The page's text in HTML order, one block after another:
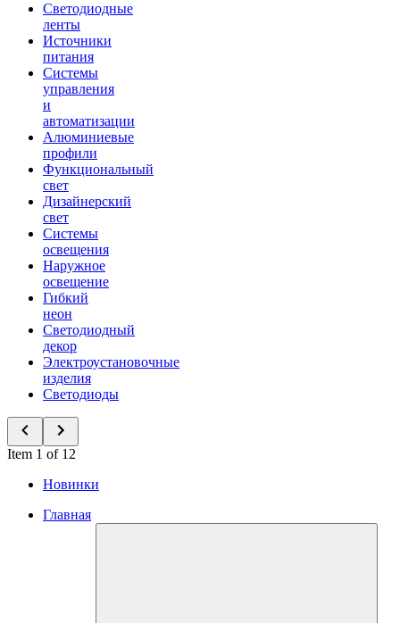
Светодиодные
ленты
Источники
питания
Системы
управления
и
автоматизации
Алюминиевые
профили
Функциональный
свет
Дизайнерский
свет
Системы
освещения
Наружное
освещение
Гибкий
неон
Светодиодный
декор
Электроустановочные
изделия
Светодиоды
Item 1 of 12
Новинки
Главная